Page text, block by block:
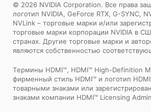
© 2026 NVIDIA Corporation. Все права
логотип NVIDIA, GeForce RTX, G-SYNC,
NVLink – торговые марки и/или
торговые марки корпорации NVIDIA в
странах. Другие торговые марки и
являются собственностью
Tермины HDMI™, HDMI™ High-Definition
фирменный стиль HDMI™ и логотип
товарными знаками или
знаками компании HDMI™ Licensing